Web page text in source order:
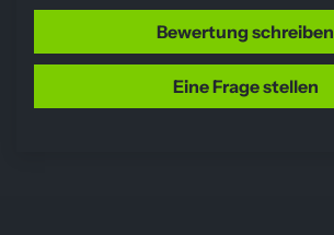
Bewertung schreiben
Eine Frage stellen